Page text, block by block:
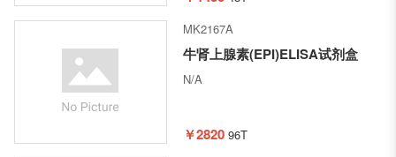
MK2167A
牛肾上腺素(EPI)ELISA试剂盒
N/A
￥2820 96T